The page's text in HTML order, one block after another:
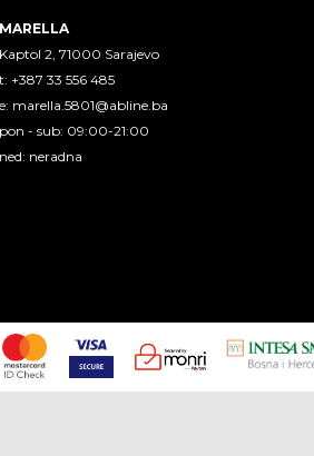
MARELLA
Kaptol 2, 71000 Sarajevo
t: +387 33 556 485
e: marella.5801@abline.ba
pon - sub: 09:00-21:00
ned: neradna